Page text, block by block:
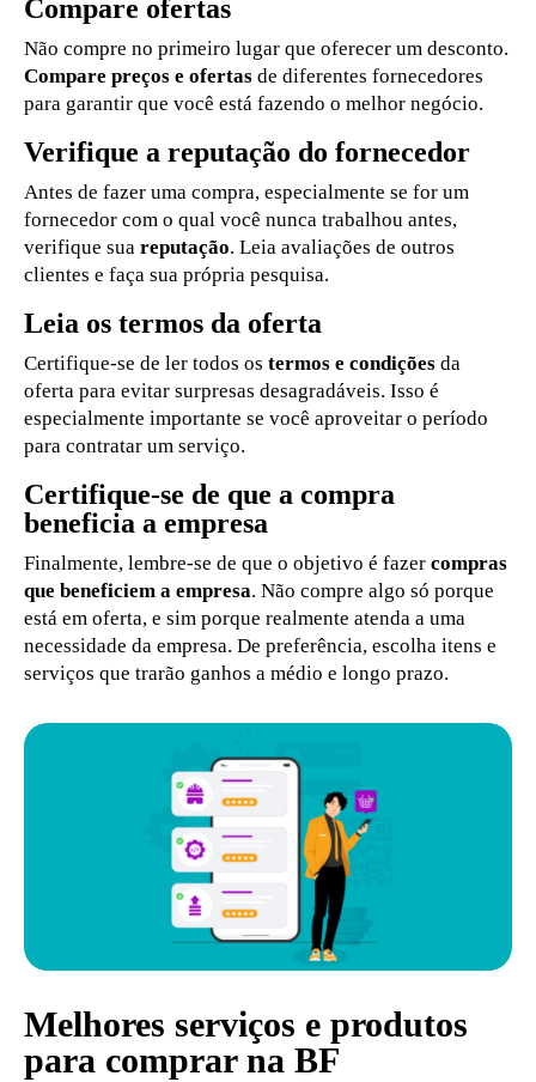
Compare ofertas
Não compre no primeiro lugar que oferecer um desconto.
Compare preços e ofertas de diferentes fornecedores
para garantir que você está fazendo o melhor negócio.
Verifique a reputação do fornecedor
Antes de fazer uma compra, especialmente se for um
fornecedor com o qual você nunca trabalhou antes,
verifique sua reputação. Leia avaliações de outros
clientes e faça sua própria pesquisa.
Leia os termos da oferta
Certifique-se de ler todos os termos e condições da
oferta para evitar surpresas desagradáveis. Isso é
especialmente importante se você aproveitar o período
para contratar um serviço.
Certifique-se de que a compra
beneficia a empresa
Finalmente, lembre-se de que o objetivo é fazer compras
que beneficiem a empresa. Não compre algo só porque
está em oferta, e sim porque realmente atenda a uma
necessidade da empresa. De preferência, escolha itens e
serviços que trarão ganhos a médio e longo prazo.
Melhores serviços e produtos
para comprar na BF